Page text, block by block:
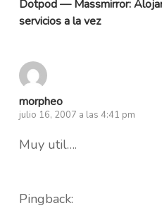
Dotpod — Massmirror:
servicios a la vez
morpheo
julio 16, 2007 a las 4:41 pm
Muy util….
Pingback: